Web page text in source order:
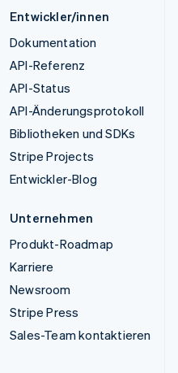
Entwickler/innen
Dokumentation
API-Referenz
API-Status
API-Änderungsprotokoll
Bibliotheken und SDKs
Stripe Projects
Entwickler-Blog
Unternehmen
Produkt-Roadmap
Karriere
Newsroom
Stripe Press
Sales-Team kontaktieren